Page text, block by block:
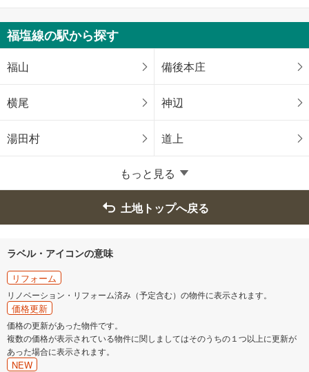
呉市 竹原市
三原市 尾道市
福山市 府中市
三次市 庄原市
東広島市
安芸高田市
安芸郡海田町
安芸郡坂町
福塩線の駅から探す
福山 備後本庄
横尾 神辺
湯田村 道上
もっと見る
土地トップへ戻る
ラベル・アイコンの意味
リフォーム
リノベーション・リフォーム済み（予定含む）の物件に表示されます。
価格更新
価格の更新があった物件です。
複数の価格が表示されている物件に関しましてはそのうちの１つ以上に更新が
あった場合に表示されます。
NEW